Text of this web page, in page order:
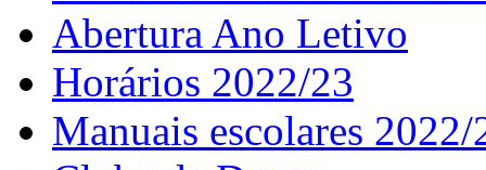
Abertura Ano Letivo
Horários 2022/23
Manuais escolares 2022/